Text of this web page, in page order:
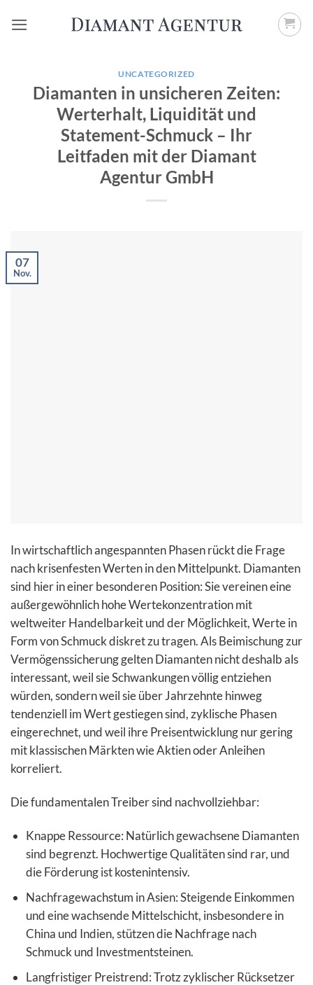
Inhalt
UNCATEGORIZED
Diamanten in unsicheren Zeiten:
Werterhalt, Liquidität und
Statement-Schmuck – Ihr
Leitfaden mit der Diamant
Agentur GmbH
07
Nov.
In wirtschaftlich angespannten Phasen rückt die Frage
nach krisenfesten Werten in den Mittelpunkt. Diamanten
sind hier in einer besonderen Position: Sie vereinen eine
außergewöhnlich hohe Wertekonzentration mit
weltweiter Handelbarkeit und der Möglichkeit, Werte in
Form von Schmuck diskret zu tragen. Als Beimischung zur
Vermögenssicherung gelten Diamanten nicht deshalb als
interessant, weil sie Schwankungen völlig entziehen
würden, sondern weil sie über Jahrzehnte hinweg
tendenziell im Wert gestiegen sind, zyklische Phasen
eingerechnet, und weil ihre Preisentwicklung nur gering
mit klassischen Märkten wie Aktien oder Anleihen
korreliert.
Die fundamentalen Treiber sind nachvollziehbar:
Knappe Ressource: Natürlich gewachsene Diamanten
sind begrenzt. Hochwertige Qualitäten sind rar, und
die Förderung ist kostenintensiv.
Nachfragewachstum in Asien: Steigende Einkommen
und eine wachsende Mittelschicht, insbesondere in
China und Indien, stützen die Nachfrage nach
Schmuck und Investmentsteinen.
Langfristiger Preistrend: Trotz zyklischer Rücksetzer